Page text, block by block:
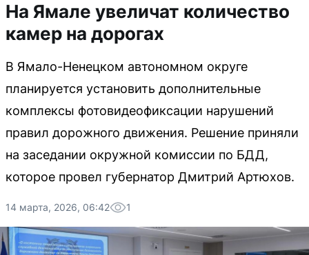
На Ямале увеличат количество
камер на дорогах
В Ямало-Ненецком автономном округе
планируется установить дополнительные
комплексы фотовидеофиксации нарушений
правил дорожного движения. Решение приняли
на заседании окружной комиссии по БДД,
которое провел губернатор Дмитрий Артюхов.
14 марта, 2026, 06:42 1